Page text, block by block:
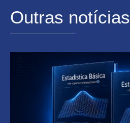
Outras notícias